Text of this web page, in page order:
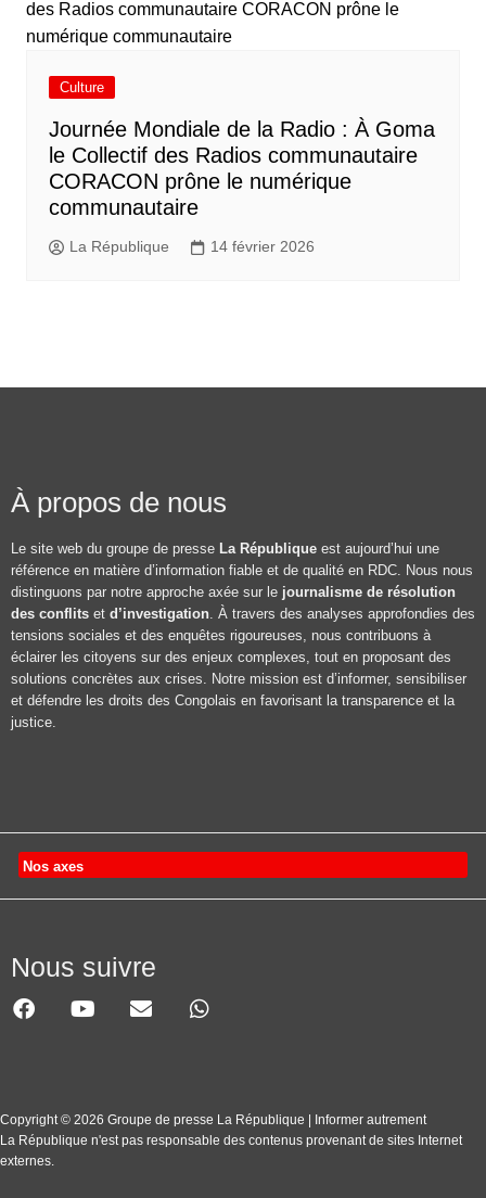
Culture
Journée Mondiale de la Radio : À Goma
le Collectif des Radios communautaire
CORACON prône le numérique
communautaire
La République 14 février 2026
À propos de nous
Le site web du groupe de presse La République est aujourd’hui une
référence en matière d’information fiable et de qualité en RDC. Nous nous
distinguons par notre approche axée sur le journalisme de résolution
des conflits et d’investigation. À travers des analyses approfondies des
tensions sociales et des enquêtes rigoureuses, nous contribuons à
éclairer les citoyens sur des enjeux complexes, tout en proposant des
solutions concrètes aux crises. Notre mission est d’informer, sensibiliser
et défendre les droits des Congolais en favorisant la transparence et la
justice.
Nos axes
Nous suivre
Copyright © 2026 Groupe de presse La République | Informer autrement
La République n'est pas responsable des contenus provenant de sites Internet
externes.